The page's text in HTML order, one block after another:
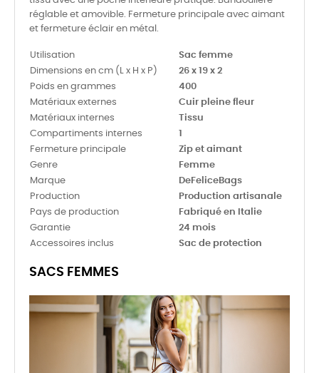
réglable et amovible. Fermeture principale avec aimant
et fermeture éclair en métal.
Utilisation
Sac femme
Dimensions en cm (L x H x P)
26 x 19 x 2
Poids en grammes
400
Matériaux externes
Cuir pleine fleur
Matériaux internes
Tissu
Compartiments internes
1
Fermeture principale
Zip et aimant
Genre
Femme
Marque
DeFeliceBags
Production
Production artisanale
Pays de production
Fabriqué en Italie
Garantie
24 mois
Accessoires inclus
Sac de protection
SACS FEMMES